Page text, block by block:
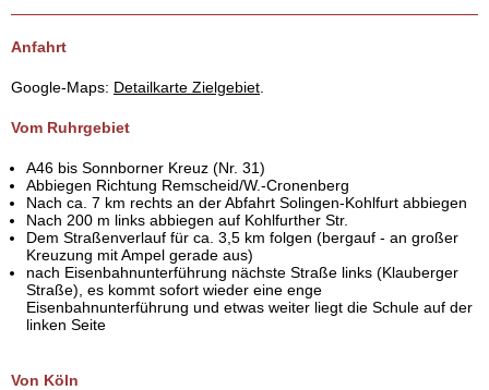
Anfahrt
Google-Maps: Detailkarte Zielgebiet
Vom Ruhrgebiet
A46 bis Sonnborner Kreuz (Nr. 31)
Abbiegen Richtung Remscheid/W.-Cronenberg
Nach ca. 7 km rechts an der Abfahrt Solingen-Kohlfurt abbiegen
Nach 200 m links abbiegen auf Kohlfurther Str.
Dem Straßenverlauf für ca. 3,5 km folgen (bergauf - an großer
Kreuzung mit Ampel gerade aus)
nach Eisenbahnunterführung nächste Straße links (Klauberger
Straße), es kommt sofort wieder eine enge
Eisenbahnunterführung und etwas weiter liegt die Schule auf der
linken Seite
Von Köln